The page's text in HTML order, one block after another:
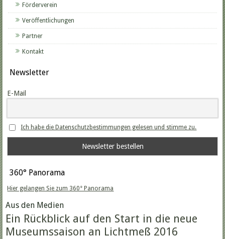
Förderverein
Veröffentlichungen
Partner
Kontakt
Newsletter
E-Mail
Ich habe die Datenschutzbestimmungen gelesen und stimme zu.
360° Panorama
Hier gelangen Sie zum 360° Panorama
Aus den Medien
Ein Rückblick auf den Start in die neue
Museumssaison an Lichtmeß 2016